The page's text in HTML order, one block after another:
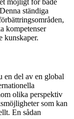
möjligt för både
ständiga
kompetenser
kunskaper.
en del av en global
olika perspektiv
som kan
En sådan